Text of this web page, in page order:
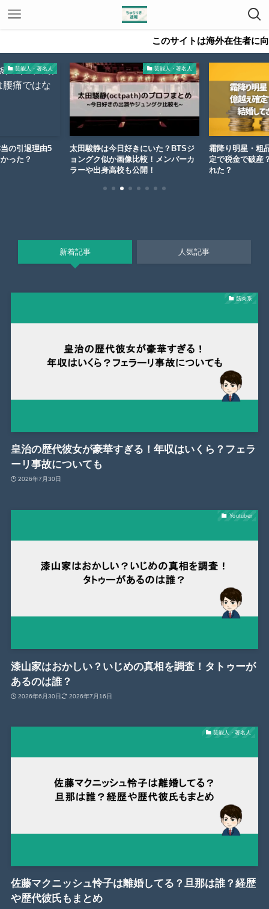
このサイトは海外在住者に向けて
芸能人・著名人
の引退理由5
った？
芸能人・著名人
太田駿静は今日好きにいた？BTSジ
ョングク似か画像比較！メンバーカ
ラーや出身高校も公開！
霜降り明星・粗
定で税金で破産
れた？
新着記事 人気記事
筋肉系
皇治の歴代彼女が豪華すぎる！年収はいくら？フェラ
ーリ事故についても
2026年7月30日
Youtuber
漆山家はおかしい？いじめの真相を調査！タトゥーが
あるのは誰？
2026年6月30日 2026年7月16日
芸能人・著名人
佐藤マクニッシュ怜子は離婚してる？旦那は誰？経歴
や歴代彼氏もまとめ